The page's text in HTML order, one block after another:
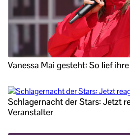
Vanessa Mai gesteht: So lief
Schlagernacht der Stars: Jetzt
Veranstalter